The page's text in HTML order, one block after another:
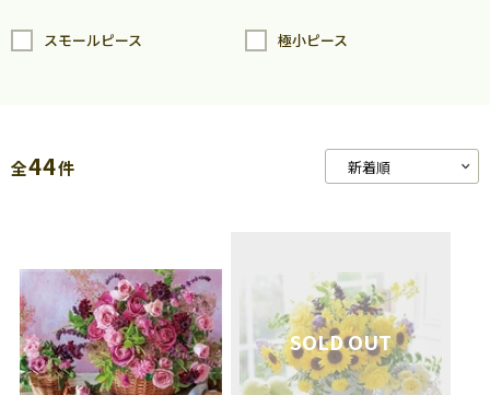
スモールピース 極小ピース
全44件